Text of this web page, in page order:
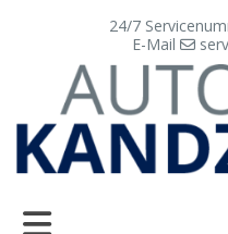
24/7
E-Mail